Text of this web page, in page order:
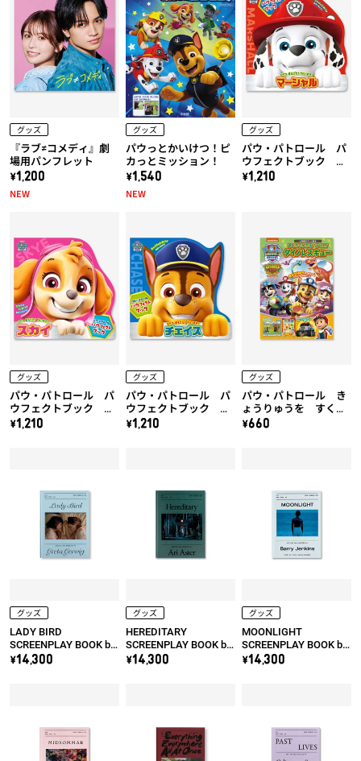
グッズ
『ラブ≠コメディ』劇
場用パンフレット
\1,200
NEW
グッズ
パウっとかいけつ！ピ
カっとミッション！
\1,540
NEW
グッズ
パウ・パトロール パ
ウフェクトブック マ
ーシャル
\1,210
グッズ
パウ・パトロール パ
ウフェクトブック ス
カイ
\1,210
グッズ
パウ・パトロール パ
ウフェクトブック チ
ェイス
\1,210
グッズ
パウ・パトロール き
ょうりゅうを すく
え！ ダイノレスキュ
\660
グッズ
LADY BIRD
SCREENPLAY BOOK by
Greta Gerwig
\14,300
グッズ
HEREDITARY
SCREENPLAY BOOK by
Ari Aster
\14,300
グッズ
MOONLIGHT
SCREENPLAY BOOK by
Barry Jenkins
\14,300